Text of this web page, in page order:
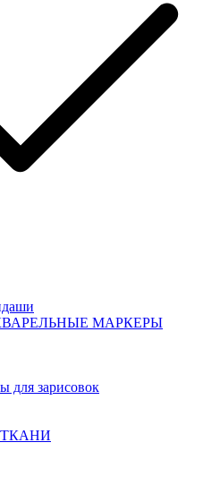
МАРКЕРЫ
для зарисовок